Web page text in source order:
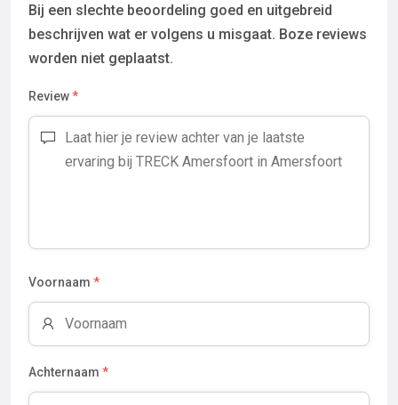
Bij een slechte beoordeling goed en uitgebreid
beschrijven wat er volgens u misgaat. Boze reviews
worden niet geplaatst.
Review*
Voornaam *
Achternaam *